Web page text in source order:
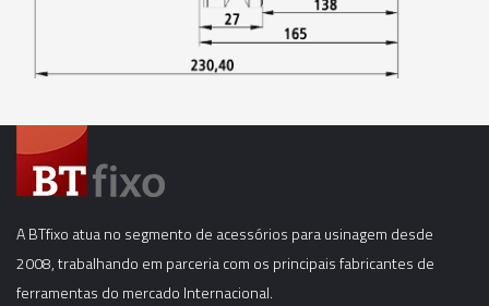
06037 - CONE MODULAR CBH - BT40-CBH5-
06039 - CONE MODULAR CBH - BT40-CBH5-
250MM
06040 - CONE MODULAR CBH - BT40-CBH6-
55MM
A BTfixo atua no segmento de acessórios para usinagem desde
2008, trabalhando em parceria com os principais fabricantes de
ferramentas do mercado Internacional.